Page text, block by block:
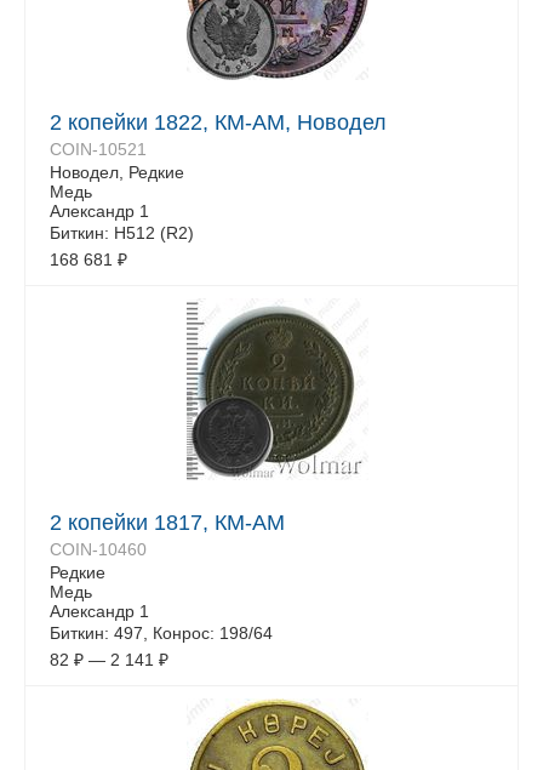
2 копейки 1822, КМ-АМ, Новодел
COIN-10521
Новодел, Редкие
Медь
Александр 1
Биткин: Н512 (R2)
168 681 ₽
2 копейки 1817, КМ-АМ
COIN-10460
Редкие
Медь
Александр 1
Биткин: 497, Конрос: 198/64
82 ₽ — 2 141 ₽